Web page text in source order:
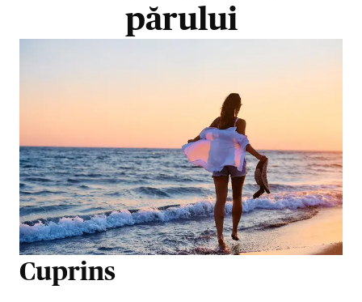
părului
Cuprins